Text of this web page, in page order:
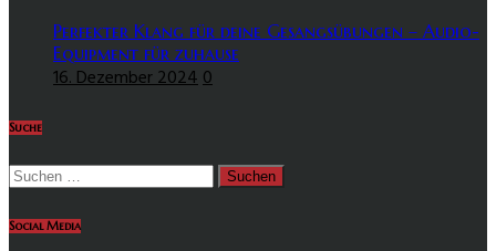
Perfekter Klang für deine Gesangsübungen – Audio-
Equipment für zuhause
16. Dezember 20240
Suche
Suchen
Social Media